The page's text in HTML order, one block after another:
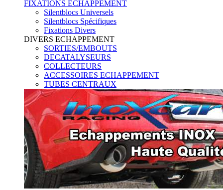
FIXATIONS ECHAPPEMENT
Silentblocs Universels
Silentblocs Spécifiques
Fixations Divers
DIVERS ECHAPPEMENT
SORTIES/EMBOUTS
DECATALYSEURS
COLLECTEURS
ACCESSOIRES ECHAPPEMENT
TUBES CENTRAUX